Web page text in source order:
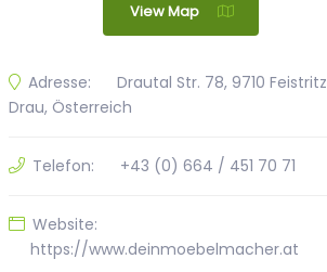
View Map
Adresse:
Drautal Str. 78, 9710 Feistritz
Drau, Österreich
Telefon: +43 (0) 664 / 451 70 71
Website:
https://www.deinmoebelmacher.at